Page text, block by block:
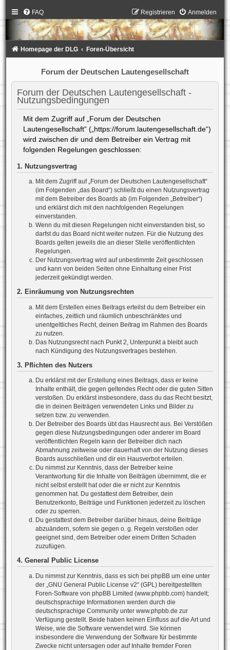
FAQ Anmelden
Registrieren
Homepage der DLG Foren-Übersicht
Forum der Deutschen Lautengesellschaft
Forum der Deutschen Lautengesellschaft -
Nutzungsbedingungen
Mit dem Zugriff auf „Forum der Deutschen
Lautengesellschaft“ („https://forum.lautengesellschaft.de“)
wird zwischen dir und dem Betreiber ein Vertrag mit
folgenden Regelungen geschlossen:
1. Nutzungsvertrag
Mit dem Zugriff auf „Forum der Deutschen Lautengesellschaft“
(im Folgenden „das Board“) schließt du einen Nutzungsvertrag
mit dem Betreiber des Boards ab (im Folgenden „Betreiber“)
und erklärst dich mit den nachfolgenden Regelungen
einverstanden.
Wenn du mit diesen Regelungen nicht einverstanden bist, so
darfst du das Board nicht weiter nutzen. Für die Nutzung des
Boards gelten jeweils die an dieser Stelle veröffentlichten
Regelungen.
Der Nutzungsvertrag wird auf unbestimmte Zeit geschlossen
und kann von beiden Seiten ohne Einhaltung einer Frist
jederzeit gekündigt werden.
2. Einräumung von Nutzungsrechten
Mit dem Erstellen eines Beitrags erteilst du dem Betreiber ein
einfaches, zeitlich und räumlich unbeschränktes und
unentgeltliches Recht, deinen Beitrag im Rahmen des Boards
zu nutzen.
Das Nutzungsrecht nach Punkt 2, Unterpunkt a bleibt auch
nach Kündigung des Nutzungsvertrages bestehen.
3. Pflichten des Nutzers
Du erklärst mit der Erstellung eines Beitrags, dass er keine
Inhalte enthält, die gegen geltendes Recht oder die guten Sitten
verstoßen. Du erklärst insbesondere, dass du das Recht besitzt,
die in deinen Beiträgen verwendeten Links und Bilder zu
setzen bzw. zu verwenden.
Der Betreiber des Boards übt das Hausrecht aus. Bei Verstößen
gegen diese Nutzungsbedingungen oder anderer im Board
veröffentlichten Regeln kann der Betreiber dich nach
Abmahnung zeitweise oder dauerhaft von der Nutzung dieses
Boards ausschließen und dir ein Hausverbot erteilen.
Du nimmst zur Kenntnis, dass der Betreiber keine
Verantwortung für die Inhalte von Beiträgen übernimmt, die er
nicht selbst erstellt hat oder die er nicht zur Kenntnis
genommen hat. Du gestattest dem Betreiber, dein
Benutzerkonto, Beiträge und Funktionen jederzeit zu löschen
oder zu sperren.
Du gestattest dem Betreiber darüber hinaus, deine Beiträge
abzuändern, sofern sie gegen o. g. Regeln verstoßen oder
geeignet sind, dem Betreiber oder einem Dritten Schaden
zuzufügen.
4. General Public License
Du nimmst zur Kenntnis, dass es sich bei phpBB um eine unter
der „ GNU General Public License v2“ (GPL) bereitgestellten
Foren-Software von phpBB Limited (www.phpbb.com) handelt;
deutschsprachige Informationen werden durch die
deutschsprachige Community unter www.phpbb.de zur
Verfügung gestellt. Beide haben keinen Einfluss auf die Art und
Weise, wie die Software verwendet wird. Sie können
insbesondere die Verwendung der Software für bestimmte
Zwecke nicht untersagen oder auf Inhalte fremder Foren